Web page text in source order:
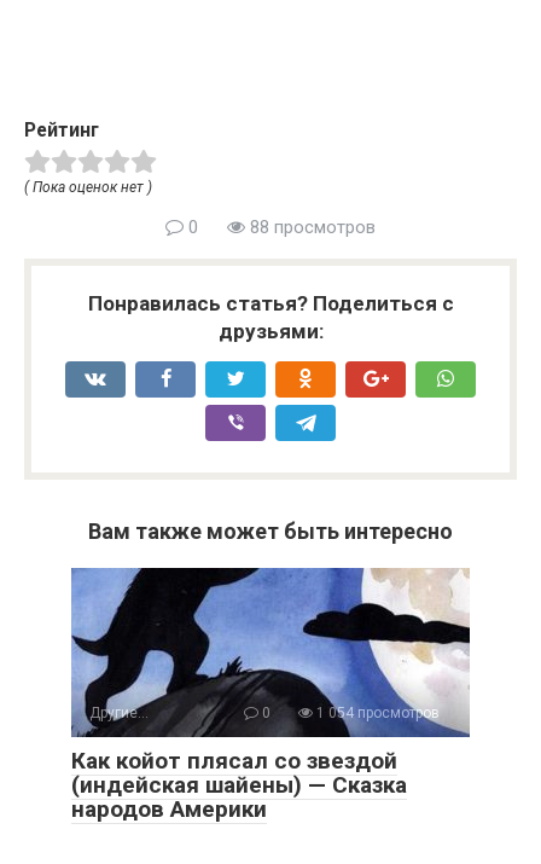
Рейтинг
( Пока оценок нет )
0 88 просмотров
Понравилась статья? Поделиться с
друзьями:
Вам также может быть интересно
Другие... 0 1 054 просмотров
Как койот плясал со звездой
(индейская шайены) — Сказка
народов Америки